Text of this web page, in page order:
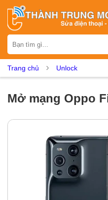
iPhone
Dịch vụ sửa
Thay loa Thay
Thay mic Thay
Thay màn hình
Trang chủ Unlock
Mở mạng Oppo